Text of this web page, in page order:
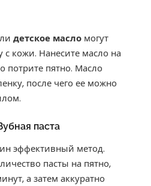
детское масло могут
с кожи. Нанесите масло на
потрите пятно. Масло
после чего ее можно
паста
эффективный метод.
пасты на пятно,
а затем аккуратно